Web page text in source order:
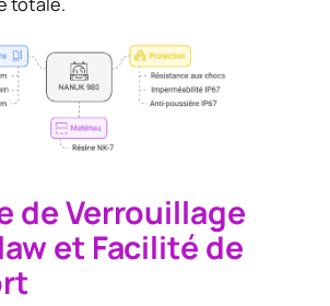
de Verrouillage
et Facilité de